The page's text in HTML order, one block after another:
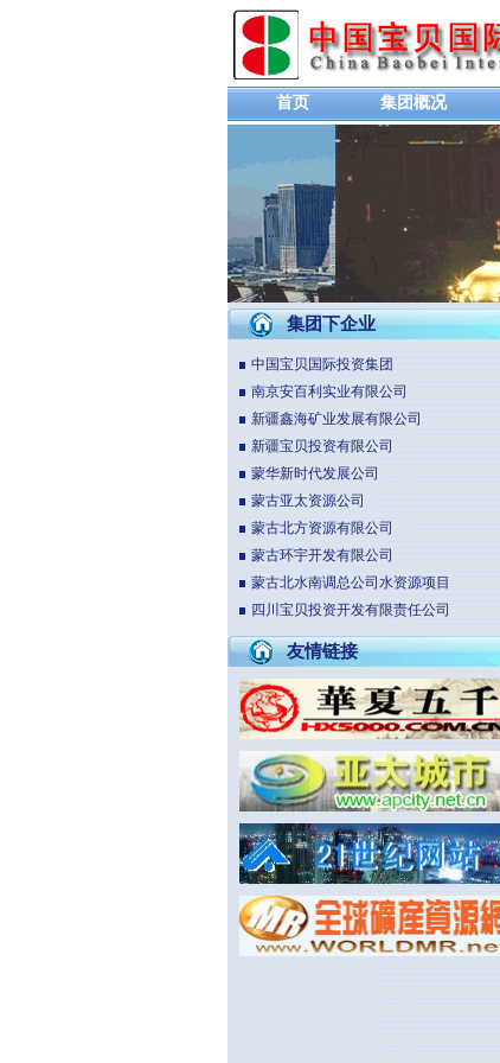
首页 集团概况
集团下企业
中国宝贝国际投资集团
南京安百利实业有限公司
新疆鑫海矿业发展有限公司
新疆宝贝投资有限公司
蒙华新时代发展公司
蒙古亚太资源公司
蒙古北方资源有限公司
蒙古环宇开发有限公司
蒙古北水南调总公司水资源项目
四川宝贝投资开发有限责任公司
友情链接